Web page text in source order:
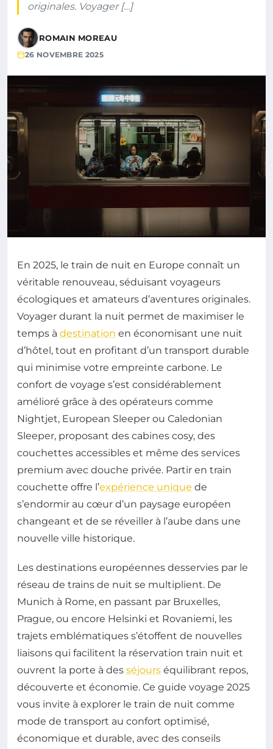
originales. Voyager […]
ROMAIN MOREAU
26 NOVEMBRE 2025
En 2025, le train de nuit en Europe connaît un
véritable renouveau, séduisant voyageurs
écologiques et amateurs d’aventures originales.
Voyager durant la nuit permet de maximiser le
temps à destination en économisant une nuit
d’hôtel, tout en profitant d’un transport durable
qui minimise votre empreinte carbone. Le
confort de voyage s’est considérablement
amélioré grâce à des opérateurs comme
Nightjet, European Sleeper ou Caledonian
Sleeper, proposant des cabines cosy, des
couchettes accessibles et même des services
premium avec douche privée. Partir en train
couchette offre l’expérience unique de
s’endormir au cœur d’un paysage européen
changeant et de se réveiller à l’aube dans une
nouvelle ville historique.
Les destinations européennes desservies par le
réseau de trains de nuit se multiplient. De
Munich à Rome, en passant par Bruxelles,
Prague, ou encore Helsinki et Rovaniemi, les
trajets emblématiques s’étoffent de nouvelles
liaisons qui facilitent la réservation train nuit et
ouvrent la porte à des séjours équilibrant repos,
découverte et économie. Ce guide voyage 2025
vous invite à explorer le train de nuit comme
mode de transport au confort optimisé,
économique et durable, avec des conseils